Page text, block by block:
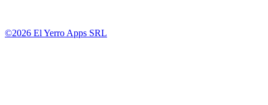
©2026 El Yerro Apps SRL